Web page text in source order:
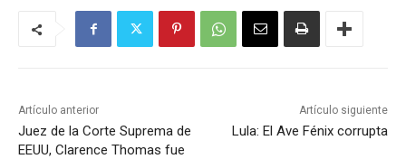
Artículo anterior
Juez de la Corte Suprema de
EEUU, Clarence Thomas fue
Artículo siguiente
Lula: El Ave Fénix corrupta